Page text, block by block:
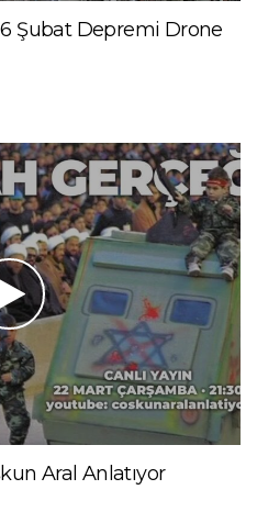
6 Şubat Depremi Drone
Aral Anlatıyor